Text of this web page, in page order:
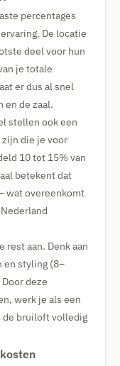
percentages
De locatie
deel voor hun
je totale
er dus al snel
en de zaal.
stellen ook een
die je voor
10 tot 15% van
betekent dat
wat overeenkomt
rest aan. Denk aan
en styling (8–
deze
werk je als een
de bruiloft volledig